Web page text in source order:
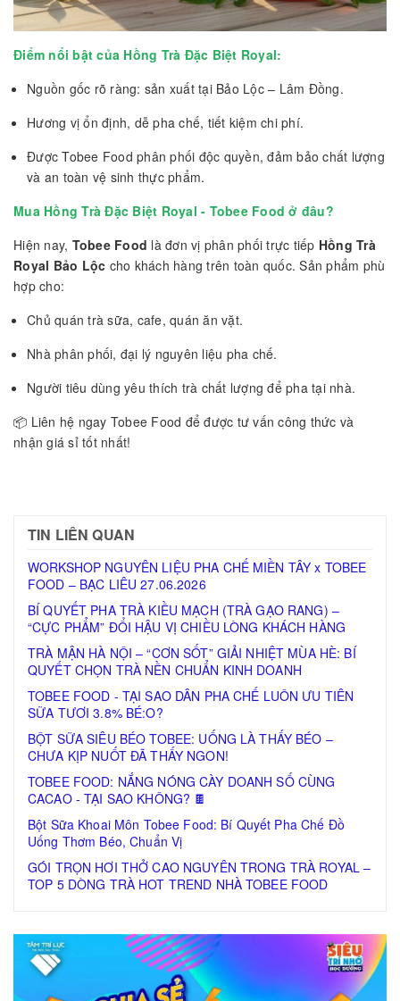
Điểm nổi bật của Hồng Trà Đặc Biệt Royal:
Nguồn gốc rõ ràng: sản xuất tại Bảo Lộc – Lâm Đồng.
Hương vị ổn định, dễ pha chế, tiết kiệm chi phí.
Được Tobee Food phân phối độc quyền, đảm bảo chất lượng
và an toàn vệ sinh thực phẩm.
Mua Hồng Trà Đặc Biệt Royal - Tobee Food ở đâu?
Hiện nay, Tobee Food là đơn vị phân phối trực tiếp Hồng Trà
Royal Bảo Lộc cho khách hàng trên toàn quốc. Sản phẩm phù
hợp cho:
Chủ quán trà sữa, cafe, quán ăn vặt.
Nhà phân phối, đại lý nguyên liệu pha chế.
Người tiêu dùng yêu thích trà chất lượng để pha tại nhà.
📦 Liên hệ ngay Tobee Food để được tư vấn công thức và
nhận giá sỉ tốt nhất!
TIN LIÊN QUAN
WORKSHOP NGUYÊN LIỆU PHA CHẾ MIỀN TÂY x TOBEE
FOOD – BẠC LIÊU 27.06.2026
BÍ QUYẾT PHA TRÀ KIỀU MẠCH (TRÀ GẠO RANG) –
“CỰC PHẨM” ĐỔI HẬU VỊ CHIỀU LÒNG KHÁCH HÀNG
TRÀ MẬN HÀ NỘI – “CƠN SỐT” GIẢI NHIỆT MÙA HÈ: BÍ
QUYẾT CHỌN TRÀ NỀN CHUẨN KINH DOANH
TOBEE FOOD - TẠI SAO DÂN PHA CHẾ LUÔN ƯU TIÊN
SỮA TƯƠI 3.8% BÉ:O?
BỘT SỮA SIÊU BÉO TOBEE: UỐNG LÀ THẤY BÉO –
CHƯA KỊP NUỐT ĐÃ THẤY NGON!
TOBEE FOOD: NẮNG NÓNG CÀY DOANH SỐ CÙNG
CACAO - TẠI SAO KHÔNG? 🍫
Bột Sữa Khoai Môn Tobee Food: Bí Quyết Pha Chế Đồ
Uống Thơm Béo, Chuẩn Vị
GÓI TRỌN HƠI THỞ CAO NGUYÊN TRONG TRÀ ROYAL –
TOP 5 DÒNG TRÀ HOT TREND NHÀ TOBEE FOOD